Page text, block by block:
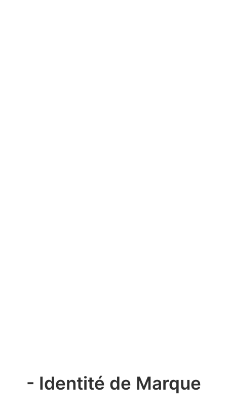
- Identité de Marque